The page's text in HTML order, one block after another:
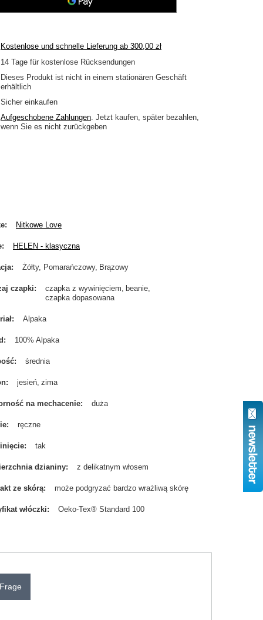
Kostenlose und schnelle Lieferung ab300,00 zł
14 Tage für kostenlose Rücksendungen
Dieses Produkt ist nicht in einem stationären Geschäft
erhältlich
Sicher einkaufen
Aufgeschobene Zahlungen. Jetzt kaufen, später bezahlen,
wenn Sie es nicht zurückgeben
Nitkowe Love
HELEN - klasyczna
Żółty, Pomarańczowy Brązowy
czapki czapka z wywinięciem
beanie
czapka dopasowana
Alpaka
100% Alpaka
średnia
jesień zima
na mechacenie duża
ręczne
tak
dzianiny z delikatnym włosem
ze skórą może podgryzać bardzo wrażliwą skórę
włóczki Oeko-Tex® Standard 100